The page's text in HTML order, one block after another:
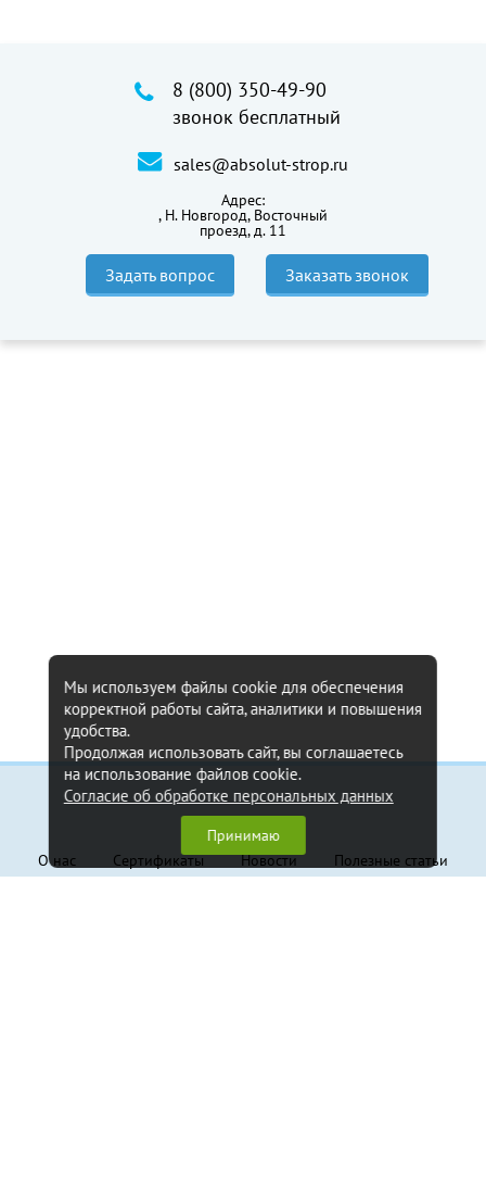
8 (800) 350-49-90
звонок бесплатный
sales@absolut-strop.ru
Адрес:
, Н. Новгород, Восточный
проезд, д. 11
Задать вопрос Заказать звонок
Информация
О нас Сертификаты Новости
Полезные статьи
Мы используем файлы cookie для обеспечения
корректной работы сайта, аналитики и повышения
удобства.
Продолжая использовать сайт, вы соглашаетесь
на использование файлов cookie.
Согласие об обработке персональных данных
Принимаю